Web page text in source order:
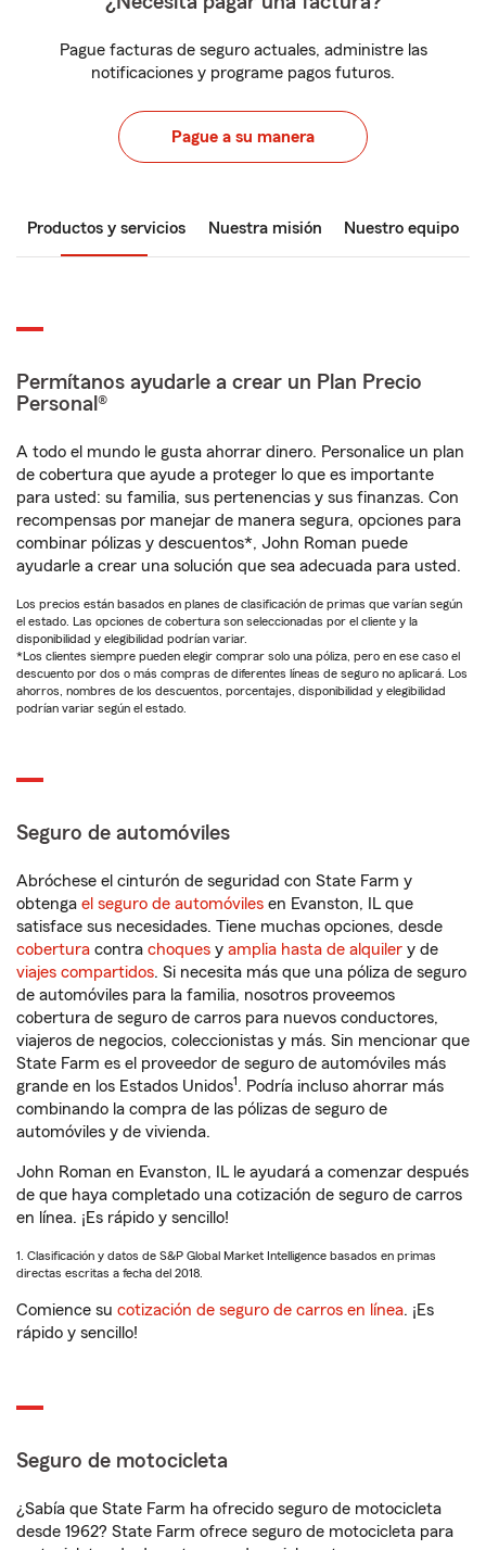
Pague facturas de seguro actuales, administre las
notificaciones y programe pagos futuros.
Pague a su manera
Productos y servicios Nuestra misión Nuestro equipo
Permítanos ayudarle a crear un Plan Precio
Personal®
A todo el mundo le gusta ahorrar dinero. Personalice un plan
de cobertura que ayude a proteger lo que es importante
para usted: su familia, sus pertenencias y sus finanzas. Con
recompensas por manejar de manera segura, opciones para
combinar pólizas y descuentos*, John Roman puede
ayudarle a crear una solución que sea adecuada para usted.
Los precios están basados en planes de clasificación de primas que varían según
el estado. Las opciones de cobertura son seleccionadas por el cliente y la
disponibilidad y elegibilidad podrían variar.
*Los clientes siempre pueden elegir comprar solo una póliza, pero en ese caso el
descuento por dos o más compras de diferentes líneas de seguro no aplicará. Los
ahorros, nombres de los descuentos, porcentajes, disponibilidad y elegibilidad
podrían variar según el estado.
Seguro de automóviles
Abróchese el cinturón de seguridad con State Farm y
obtenga el seguro de automóviles en Evanston, IL que
satisface sus necesidades. Tiene muchas opciones, desde
cobertura contra choques y amplia hasta de alquiler y de
viajes compartidos. Si necesita más que una póliza de seguro
de automóviles para la familia, nosotros proveemos
cobertura de seguro de carros para nuevos conductores,
viajeros de negocios, coleccionistas y más. Sin mencionar que
State Farm es el proveedor de seguro de automóviles más
grande en los Estados Unidos1. Podría incluso ahorrar más
combinando la compra de las pólizas de seguro de
automóviles y de vivienda.
John Roman en Evanston, IL le ayudará a comenzar después
de que haya completado una cotización de seguro de carros
en línea. ¡Es rápido y sencillo!
1. Clasificación y datos de S&P Global Market Intelligence basados en primas
directas escritas a fecha del 2018.
Comience su cotización de seguro de carros en línea. ¡Es
rápido y sencillo!
Seguro de motocicleta
¿Sabía que State Farm ha ofrecido seguro de motocicleta
desde 1962? State Farm ofrece seguro de motocicleta para